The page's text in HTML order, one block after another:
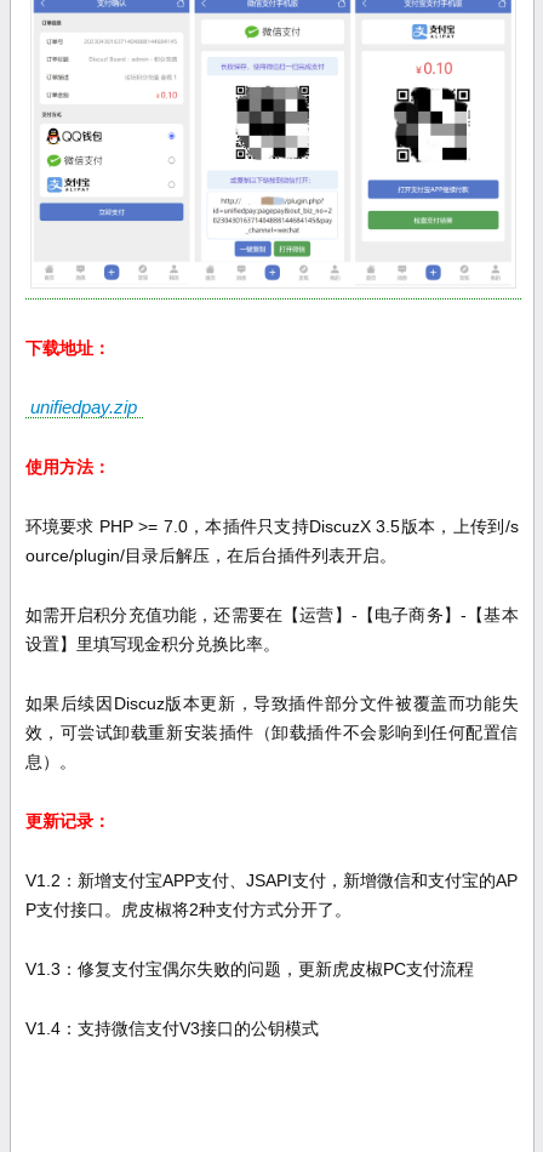
下载地址：
unifiedpay.zip
使用方法：
环境要求 PHP >= 7.0，本插件只支持DiscuzX 3.5版本，上传到/s
ource/plugin/目录后解压，在后台插件列表开启。
如需开启积分充值功能，还需要在【运营】-【电子商务】-【基本
设置】里填写现金积分兑换比率。
如果后续因Discuz版本更新，导致插件部分文件被覆盖而功能失
效，可尝试卸载重新安装插件（卸载插件不会影响到任何配置信
息）。
更新记录：
V1.2：新增支付宝APP支付、JSAPI支付，新增微信和支付宝的AP
P支付接口。虎皮椒将2种支付方式分开了。
V1.3：修复支付宝偶尔失败的问题，更新虎皮椒PC支付流程
V1.4：支持微信支付V3接口的公钥模式